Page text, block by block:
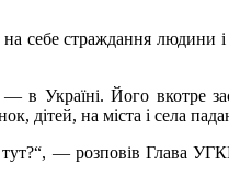
себе страждання людини
Україні. Його вкотре
дітей, на міста і села
— розповів Глава